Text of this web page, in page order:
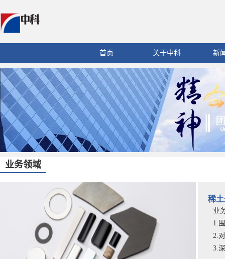
首页 关于中科 新
业务领域
稀
业
1.
2.
3.